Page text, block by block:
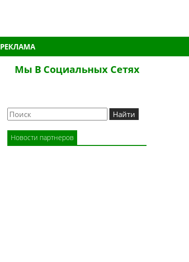
РЕКЛАМА
Мы В Социальных Сетях
Новости партнеров